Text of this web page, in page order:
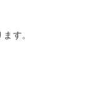
す。